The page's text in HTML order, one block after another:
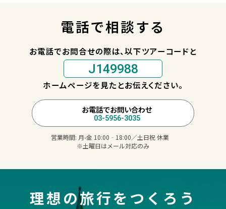
電話で相談する
お電話でお問合せの際は、以下ツアーコードと
J149988
ホームページを見たとお伝えください。
お電話でお問い合わせ
03-5956-3035
営業時間: 月-金 10:00‐18:00／土日祝 休業
※土曜日はメール対応のみ
理想の旅行をつくろう